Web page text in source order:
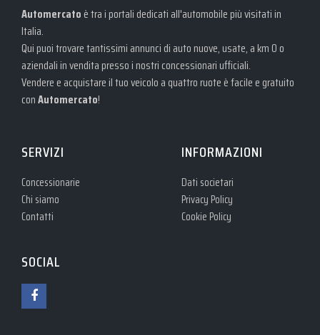
Automercato è tra i portali dedicati all'automobile più visitati in
Italia.
Qui puoi trovare tantissimi annunci di auto nuove, usate, a km 0 o
aziendali in vendita presso i nostri concessionari ufficiali.
Vendere e acquistare il tuo veicolo a quattro ruote è facile e gratuito
conAutomercato!
SERVIZI
Concessionarie
Chi siamo
Contatti
INFORMAZIONI
Dati societari
Privacy Policy
Cookie Policy
SOCIAL